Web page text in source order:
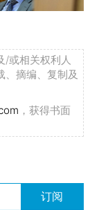
/或相关权利人
、摘编、复制及
，获得书面
订阅